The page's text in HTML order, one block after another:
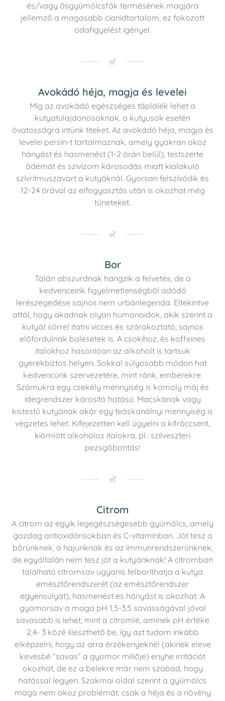
és/vagy ősgyümölcsfák termésének magjára
jellemző a magasabb cianidtartalom, ez fokozott
odafigyelést igényel.
Avokádó héja, magja és levelei
Míg az avokádó egészséges táplálék lehet a
kutyatulajdonosoknak, a kutyusok esetén
óvatosságra intünk titeket. Az avokádó héja, magja és
levelei persin-t tartalmaznak, amely gyakran okoz
hányást és hasmenést (1-2 órán belül), testszerte
ödémát és szívizom károsodás miatt kialakuló
szívritmuszavart a kutyáknál. Gyorsan felszívódik és
12-24 órával az elfogyasztás után is okozhat még
tüneteket.
Bor
Talán abszurdnak hangzik a felvetés, de a
kedvenceink figyelmetlenségből adódó
lerészegedése sajnos nem urbánlegenda. Eltekintve
attól, hogy akadnak olyan humanoidok, akik szerint a
kutyát sörrel itatni vicces és szórakoztató, sajnos
előfordulnak balesetek is. A csokihoz, és koffeines
italokhoz hasonlóan az alkoholt is tartsuk
gyerekbiztos helyen. Sokkal súlyosabb módon hat
kedvencünk szervezetére, mint ránk, emberekre.
Számukra egy csekély mennyiség is komoly máj és
idegrendszer károsító hatású. Macskának vagy
kistestű kutyának akár egy teáskanálnyi mennyiség is
végzetes lehet. Kifejezetten kell ügyelni a kifröccsent,
kiömlött alkoholos italokra, pl.: szilveszteri
pezsgőbontás!
Citrom
A citrom az egyik legegészségesebb gyümölcs, amely
gazdag antioxidánsokban és C-vitaminban. Jót tesz a
bőrünknek, a hajunknak és az immunrendszerünknek,
de egyáltalán nem tesz jót a kutyánknak! A citromban
található citromsav ugyanis felboríthatja a kutya
emésztőrendszerét (az emésztőrendszer
egyensúlyát), hasmenést és hányást is okozhat. A
gyomorsav a maga pH 1,5-3,5 savasságával jóval
savasabb is lehet, mint a citromlé, aminek pH értéke
2,4- 3 közé illeszthető be, így azt tudom inkább
elképzelni, hogy az arra érzékenyeknél (akinek eleve
kevésbé “savas” a gyomor miliője) enyhe irritációt
okozhat, de ez a belekre már nem szabad, hogy
hatással legyen. Szakmai oldal szerint a gyümölcs
maga nem okoz problémát, csak a héja és a növény